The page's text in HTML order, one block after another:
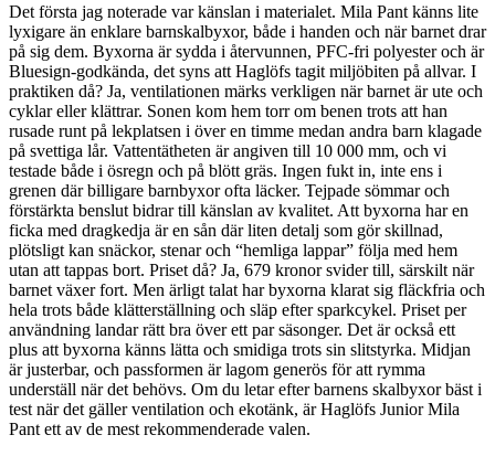
Det första jag noterade var känslan i materialet. Mila Pant känns lite
lyxigare än enklare barnskalbyxor, både i handen och när barnet drar
på sig dem. Byxorna är sydda i återvunnen, PFC-fri polyester och är
Bluesign-godkända, det syns att Haglöfs tagit miljöbiten på allvar. I
praktiken då? Ja, ventilationen märks verkligen när barnet är ute och
cyklar eller klättrar. Sonen kom hem torr om benen trots att han
rusade runt på lekplatsen i över en timme medan andra barn klagade
på svettiga lår. Vattentätheten är angiven till 10 000 mm, och vi
testade både i ösregn och på blött gräs. Ingen fukt in, inte ens i
grenen där billigare barnbyxor ofta läcker. Tejpade sömmar och
förstärkta benslut bidrar till känslan av kvalitet. Att byxorna har en
ficka med dragkedja är en sån där liten detalj som gör skillnad,
plötsligt kan snäckor, stenar och “hemliga lappar” följa med hem
utan att tappas bort. Priset då? Ja, 679 kronor svider till, särskilt när
barnet växer fort. Men ärligt talat har byxorna klarat sig fläckfria och
hela trots både klätterställning och släp efter sparkcykel. Priset per
användning landar rätt bra över ett par säsonger. Det är också ett
plus att byxorna känns lätta och smidiga trots sin slitstyrka. Midjan
är justerbar, och passformen är lagom generös för att rymma
underställ när det behövs. Om du letar efter barnens skalbyxor bäst i
test när det gäller ventilation och ekotänk, är Haglöfs Junior Mila
Pant ett av de mest rekommenderade valen.